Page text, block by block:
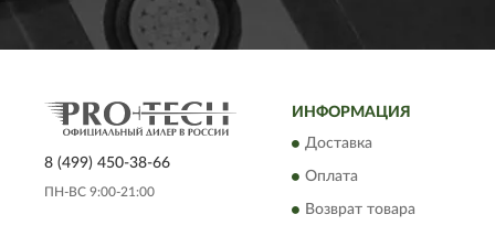
8 (499) 450-38-66
ПН-ВС 9:00-21:00
ИНФОРМАЦИЯ
Доставка
Оплата
Возврат товара